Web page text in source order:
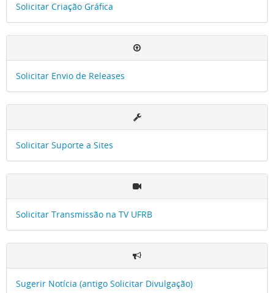
Solicitar Criação Gráfica
Solicitar Envio de Releases
Solicitar Suporte a Sites
Solicitar Transmissão na TV UFRB
Sugerir Notícia (antigo Solicitar Divulgação)